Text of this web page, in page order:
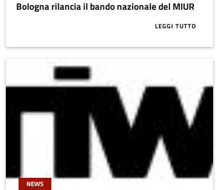
Bologna rilancia il bando nazionale del MIUR
LEGGI TUTTO
ABOUT
NEWS